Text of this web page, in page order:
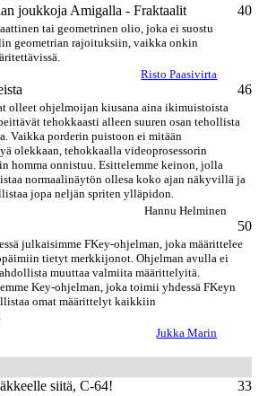
joukkoja Amigalla - Fraktaalit 40
tai geometrinen olio, joka ei suostu
geometrian rajoituksiin, vaikka onkin
Risto Paasivirta
46
olleet ohjelmoijan kiusana aina ikimuistoista
tehokkaasti alleen suuren osan tehollista
Vaikka porderin puistoon ei mitään
olekkaan, tehokkaalla videoprosessorin
homma onnistuu. Esittelemme keinon, jolla
normaalinäytön ollesa koko ajan näkyvillä ja
jopa neljän spriten ylläpidon.
Hannu Helminen
50
julkaisimme FKey-ohjelman, joka määrittelee
tietyt merkkijonot. Ohjelman avulla ei
muuttaa valmiita määrittelyitä.
Key-ohjelman, joka toimii yhdessä FKeyn
omat määrittelyt kaikkiin
Jukka Marin
siitä, C-64! 33